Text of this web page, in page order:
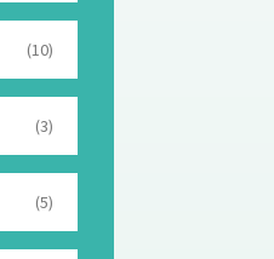
(10)
(3)
(5)